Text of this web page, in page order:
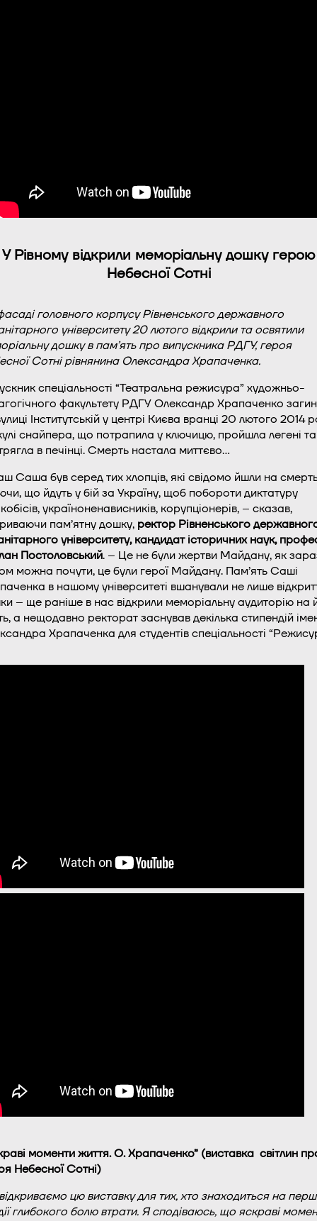
У Рівному відкрили меморіальну дошку герою
Небесної Сотні
головного корпусу Рівненського державного
університету 20 лютого відкрили та освятили
дошку в пам’ять про випускника РДГУ, героя
Сотні рівнянина Олександра Храпаченка.
спеціальності “Театральна режисура” художньо-
факультету РДГУ Олександр Храпаченко
Інститутській у центрі Києва вранці 20 лютого 2014
снайпера, що потрапила у ключицю, пройшла легені та
в печінці. Смерть настала миттєво…
Саша був серед тих хлопців, які свідомо йшли на
що йдуть у бій за Україну, щоб побороти диктатуру
україноненависників, корупціонерів, – сказав,
пам’ятну дошку, ректор Рівненського
університету, кандидат історичних наук,
Постоловський. – Це не були жертви Майдану, як
можна почути, це були герої Майдану. Пам’ять Саші
в нашому університеті вшанували не лише
– ще раніше в нас відкрили меморіальну аудиторію на
а нещодавно ректорат заснував декілька стипендій
Храпаченка для студентів спеціальності
моменти життя. О. Храпаченко” (виставка світлин
Небесної Сотні)
цю виставку для тих, хто знаходиться на
глибокого болю втрати. Я сподіваюсь, що яскраві